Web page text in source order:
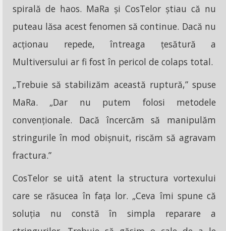
spirală de haos. MaRa și CosTelor știau că nu
puteau lăsa acest fenomen să continue. Dacă nu
acționau repede, întreaga țesătură a
Multiversului ar fi fost în pericol de colaps total.
„Trebuie să stabilizăm această ruptură,” spuse
MaRa. „Dar nu putem folosi metodele
convenționale. Dacă încercăm să manipulăm
stringurile în mod obișnuit, riscăm să agravam
fractura.”
CosTelor se uită atent la structura vortexului
care se răsucea în fața lor. „Ceva îmi spune că
soluția nu constă în simpla reparare a